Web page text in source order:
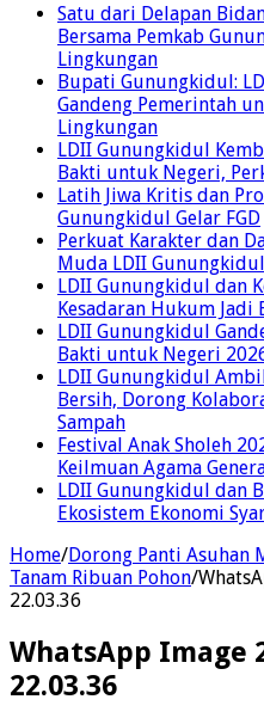
Satu dari Delapan
Bersama Pemkab
Lingkungan
Bupati Gunungkidul:
Gandeng Pemerintah
Lingkungan
LDII Gunungkidul
Bakti untuk Negeri,
Latih Jiwa Kritis dan
Gunungkidul Gelar FGD
Perkuat Karakter dan
Muda LDII
LDII Gunungkidul dan
Kesadaran Hukum Jadi
LDII Gunungkidul
Bakti untuk Negeri
LDII Gunungkidul
Bersih, Dorong
Sampah
Festival Anak Sholeh
Keilmuan Agama
LDII Gunungkidul dan
Ekosistem Ekonomi
Home/Dorong Panti Asuhan
Tanam Ribuan Pohon/
22.03.36
WhatsApp Image
22.03.36